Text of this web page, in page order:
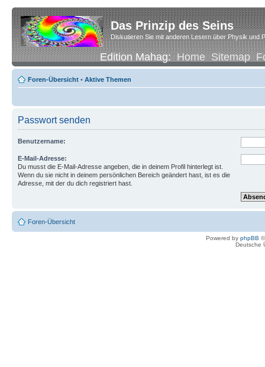
Das Prinzip des Seins
Diskutieren Sie mit anderen Lesern über Physik und
Edition Mahag:Home Sitemap
Foren-Übersicht • Aktive Themen
Passwort senden
Benutzername:
E-Mail-Adresse:
Du musst die E-Mail-Adresse angeben, die in deinem Profil hinterlegt ist.
Wenn du sie nicht in deinem persönlichen Bereich geändert hast, ist es die
Adresse, mit der du dich registriert hast.
Foren-Übersicht
Powered by phpBB
Deutsche